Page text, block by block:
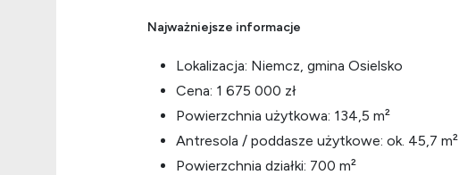
Najważniejsze informacje
Lokalizacja: Niemcz, gmina Osielsko
Cena: 1 675 000 zł
Powierzchnia użytkowa: 134,5 m²
Antresola / poddasze użytkowe: ok. 45,7 m²
Powierzchnia działki: 700 m²